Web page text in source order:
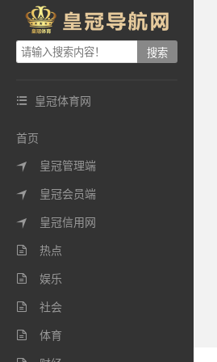
 皇冠体育网
首页
 皇冠管理端
 皇冠会员端
 皇冠信用网
 热点
 娱乐
 社会
 体育